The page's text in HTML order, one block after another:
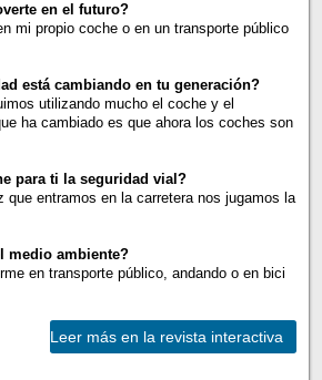
en el futuro?
mi propio coche o en un transporte público
está cambiando en tu generación?
utilizando mucho el coche y el
ha cambiado es que ahora los coches son
para ti la seguridad vial?
que entramos en la carretera nos jugamos la
medio ambiente?
en transporte público, andando o en bici
Leer más en la revista interactiva